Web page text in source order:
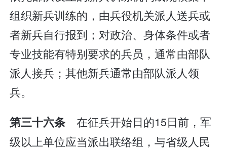
组织新兵训练的，由兵役机关派人送兵或
者新兵自行报到；对政治、身体条件或者
专业技能有特别要求的兵员，通常由部队
派人接兵；其他新兵通常由部队派人领
兵。
第三十六条 在征兵开始日的15日前，军
级以上单位应当派出联络组，与省级人民